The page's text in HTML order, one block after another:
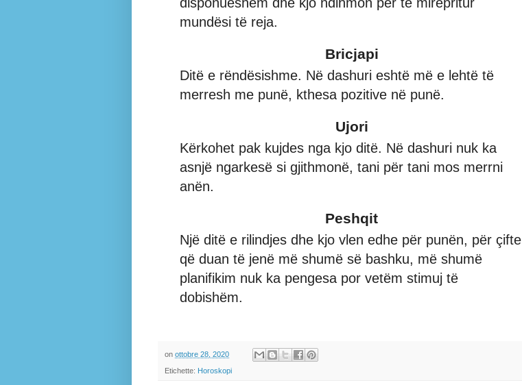
mundësi të reja.
Bricjapi
Ditë e rëndësishme. Në dashuri eshtë më e lehtë të
merresh me punë, kthesa pozitive në punë.
Ujori
Kërkohet pak kujdes nga kjo ditë. Në dashuri nuk ka
asnjë ngarkesë si gjithmonë, tani për tani mos merrni
anën.
Peshqit
Një ditë e rilindjes dhe kjo vlen edhe për punën, për çifte
që duan të jenë më shumë së bashku, më shumë
planifikim nuk ka pengesa por vetëm stimuj të
dobishëm.
on ottobre 28, 2020
Etichette: Horoskopi